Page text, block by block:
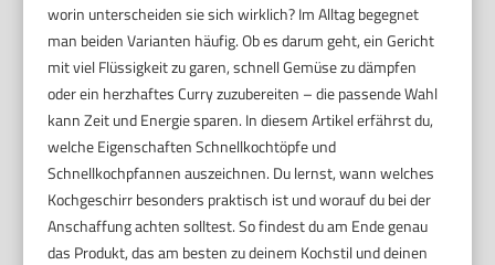
worin unterscheiden sie sich wirklich? Im Alltag begegnet
man beiden Varianten häufig. Ob es darum geht, ein Gericht
mit viel Flüssigkeit zu garen, schnell Gemüse zu dämpfen
oder ein herzhaftes Curry zuzubereiten – die passende Wahl
kann Zeit und Energie sparen. In diesem Artikel erfährst du,
welche Eigenschaften Schnellkochtöpfe und
Schnellkochpfannen auszeichnen. Du lernst, wann welches
Kochgeschirr besonders praktisch ist und worauf du bei der
Anschaffung achten solltest. So findest du am Ende genau
das Produkt, das am besten zu deinem Kochstil und deinen